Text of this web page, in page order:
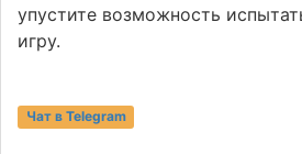
упустите возможность
игру.
Чат в Telegram